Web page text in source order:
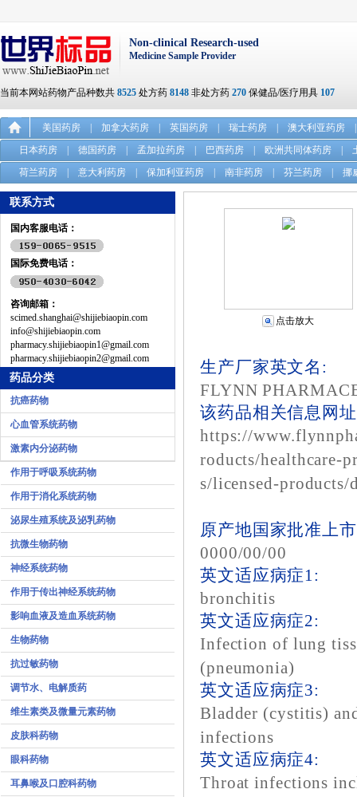
Non-clinical Research-used
Medicine Sample Provider
当前本网站药物产品种数共 8525 处方药 8148 非处方药 270 保健品/医疗用具 107
美国药房 加拿大药房 英国药房 瑞士药房 澳大利亚药房
日本药房
德国药房 孟加拉药房 巴西药房 欧洲共同体药房
荷兰药房
意大利药房 保加利亚药房 南非药房 芬兰药房 挪
联系方式
国内客服电话：
国际免费电话：
咨询邮箱：
scimed.shanghai@shijiebiaopin.com
info@shijiebiaopin.com
pharmacy.shijiebiaopin1@gmail.com
pharmacy.shijiebiaopin2@gmail.com
药品分类
抗癌药物
心血管系统药物
激素内分泌药物
作用于呼吸系统药物
作用于消化系统药物
泌尿生殖系统及泌乳药物
抗微生物药物
神经系统药物
作用于传出神经系统药物
影响血液及造血系统药物
生物药物
抗过敏药物
调节水、电解质药
维生素类及微量元素药物
皮肤科药物
眼科药物
耳鼻喉及口腔科药物
点击放大
生产厂家英文名:
FLYNN
该药品相关信息网
https://
roducts/healthcare-
s/licensed-products/
原产地国家批准上
0000/00/00
英文适应病症1:
bronchitis
英文适应病症2:
Infection of lung
(pneumonia)
英文适应病症3:
Bladder (cystitis)
infections
英文适应病症4:
Throat infections